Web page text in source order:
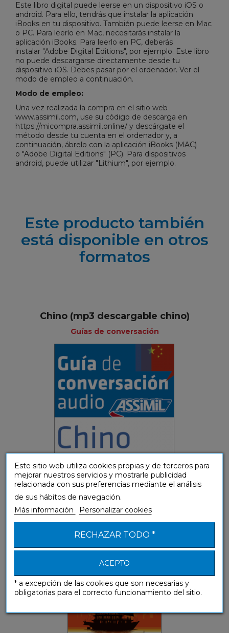
Este libro digital puede leerse en un dispositivo iOS o
android. Para ello, tendrás que instalar la aplicación
iBooks en tu dispositivo. También puede leerse en Mac
o PC. Para leerlo en Mac, necesitarás instalar la
aplicación iBooks. Para leerlo en PC, deberás
instalar "Adobe Digital Editions", por ejemplo. Este libro
no puede descargarse directamente desde tu
dispositivo iOS. Debes pasar por el ordenador. Ver el
modo de empleo a continuación.
Modo de empleo:
Una vez realizada la compra en el sitio web
www.assimil.com, use su código de descarga en
https://micompra.assimil.online/ y descárgate el
método desde tu cuenta en el ordenador y, a
continuación, ábrelo con la aplicación iBooks (MAC)
o "Adobe Digital Editions" (PC). Para dispositivos
android, puede utilizar "Lithium", por ejemplo.
Este producto también
está disponible en otros
formatos
Chino (mp3 descargable chino)
Guías de conversación
Chino (libro digital)
Este sitio web utiliza cookies propias y de terceros para
mejorar nuestros servicios y mostrarle publicidad
relacionada con sus preferencias mediante el análisis
de sus hábitos de navegación.
Más información
Personalizar cookies
RECHAZAR TODO *
ACEPTO
* a excepción de las cookies que son necesarias y
obligatorias para el correcto funcionamiento del sitio.